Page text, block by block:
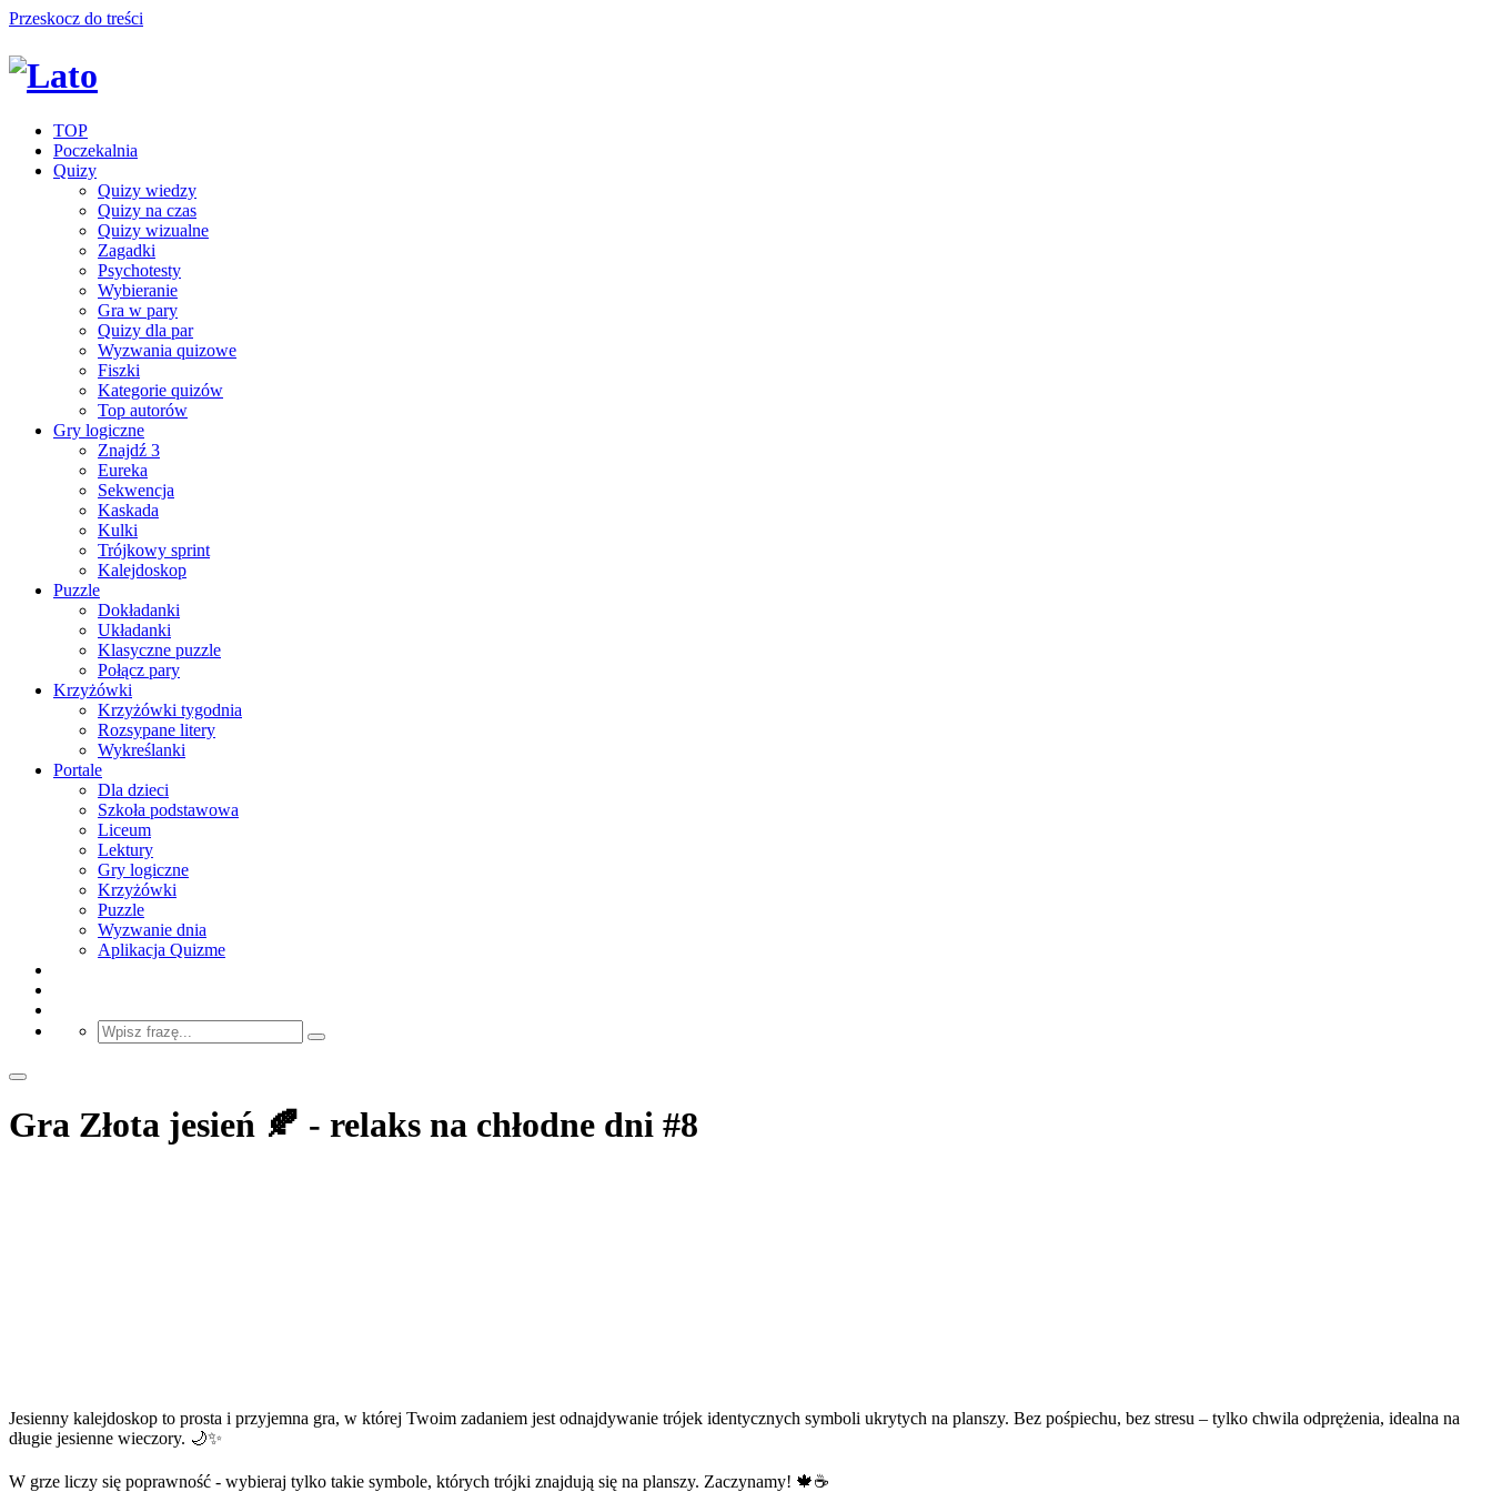
Przeskocz do treści
TOP
Poczekalnia
Quizy
Quizy wiedzy
Quizy na czas
Quizy wizualne
Zagadki
Psychotesty
Wybieranie
Gra w pary
Quizy dla par
Wyzwania quizowe
Fiszki
Kategorie quizów
Top autorów
Gry logiczne
Znajdź 3
Eureka
Sekwencja
Kaskada
Kulki
Trójkowy sprint
Kalejdoskop
Puzzle
Dokładanki
Układanki
Klasyczne puzzle
Połącz pary
Krzyżówki
Krzyżówki tygodnia
Rozsypane litery
Wykreślanki
Portale
Dla dzieci
Szkoła podstawowa
Liceum
Lektury
Gry logiczne
Krzyżówki
Puzzle
Wyzwanie dnia
Aplikacja Quizme
Gra Złota jesień 🍂 - relaks na chłodne dni #8
Jesienny kalejdoskop to prosta i przyjemna gra, w której Twoim zadaniem jest odnajdywanie trójek identycznych symboli ukrytych na planszy. Bez pośpiechu, bez stresu – tylko chwila odprężenia, idealna na
długie jesienne wieczory. 🌙✨
W grze liczy się poprawność - wybieraj tylko takie symbole, których trójki znajdują się na planszy. Zaczynamy! 🍁☕